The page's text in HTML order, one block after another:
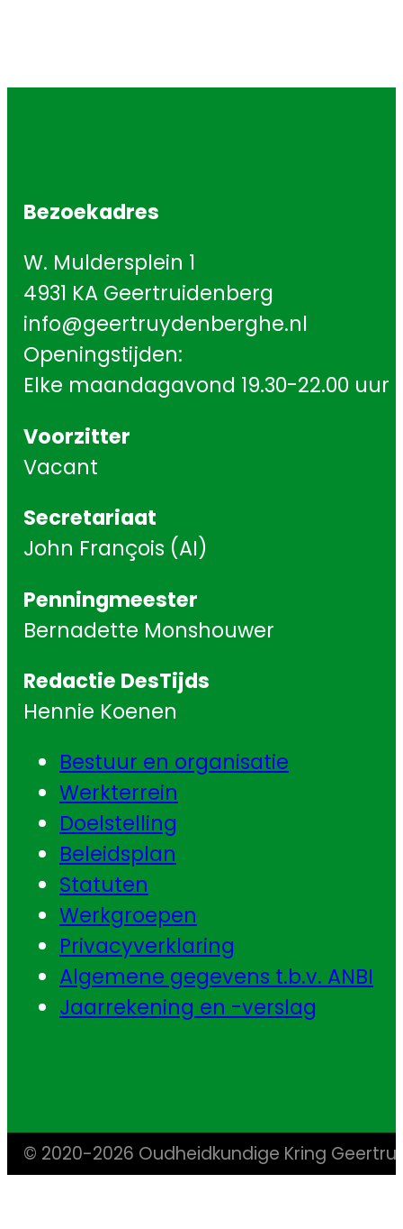
Bezoekadres
W. Muldersplein 1
4931 KA Geertruidenberg
info@geertruydenberghe.nl
Openingstijden:
Elke maandagavond 19.30-22.00 uur
Voorzitter
Vacant
Secretariaat
John François (AI)
Penningmeester
Bernadette Monshouwer
Redactie DesTijds
Hennie Koenen
Bestuur en organisatie
Werkterrein
Doelstelling
Beleidsplan
Statuten
Werkgroepen
Privacyverklaring
Algemene gegevens t.b.v. ANBI
Jaarrekening en -verslag
© 2020-2026 Oudheidkundige Kring